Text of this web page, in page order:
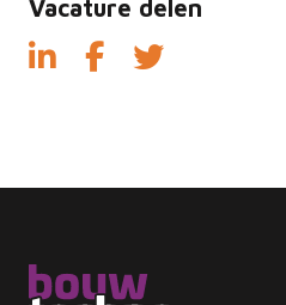
Vacature delen